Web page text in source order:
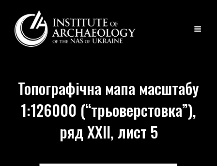
Топографічна мапа масштабу
1:126000 (“трьоверстовка”),
ряд XXII, лист 5